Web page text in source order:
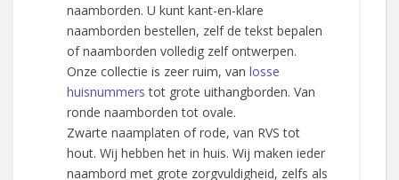
naamborden. U kunt kant-en-klare
naamborden bestellen, zelf de tekst bepalen
of naamborden volledig zelf ontwerpen.
Onze collectie is zeer ruim, van losse
huisnummers tot grote uithangborden. Van
ronde naamborden tot ovale.
Zwarte naamplaten of rode, van RVS tot
hout. Wij hebben het in huis. Wij maken ieder
naambord met grote zorgvuldigheid, zelfs als